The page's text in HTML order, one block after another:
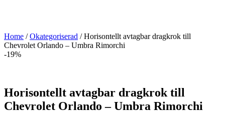
Home /Okategoriserad / Horisontellt avtagbar dragkrok till
Chevrolet Orlando – Umbra Rimorchi
-19%
Horisontellt avtagbar dragkrok till
Chevrolet Orlando – Umbra Rimorchi